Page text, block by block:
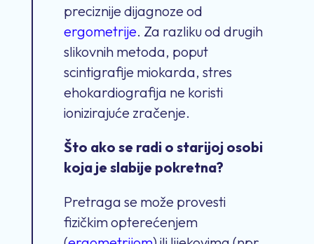
preciznije dijagnoze od
ergometrije. Za razliku od drugih
slikovnih metoda, poput
scintigrafije miokarda, stres
ehokardiografija ne koristi
ionizirajuće zračenje.
Što ako se radi o starijoj osobi
koja je slabije pokretna?
Pretraga se može provesti
fizičkim opterećenjem